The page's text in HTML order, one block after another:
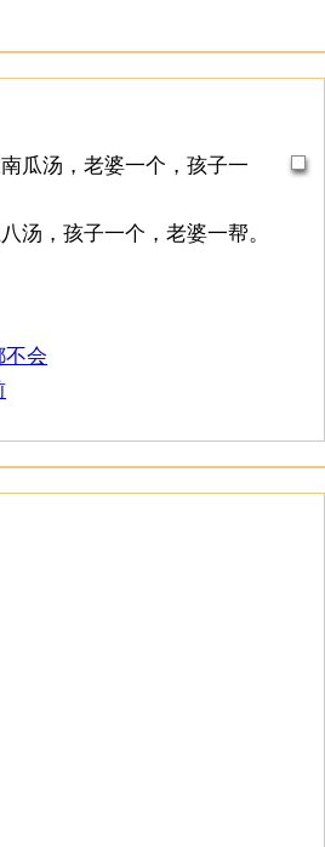
汤，老婆一个，孩子一
汤，孩子一个，老婆一帮。
不会